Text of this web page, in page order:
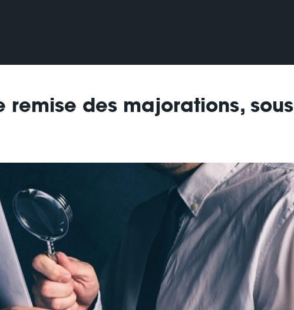
remise des majorations, sous